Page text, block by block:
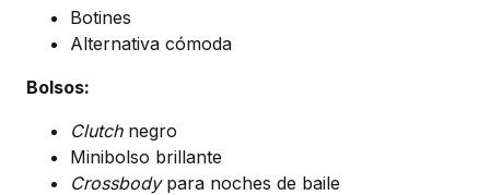
Botines
Alternativa cómoda
Bolsos:
Clutchnegro
Minibolso brillante
Crossbodypara noches de baile